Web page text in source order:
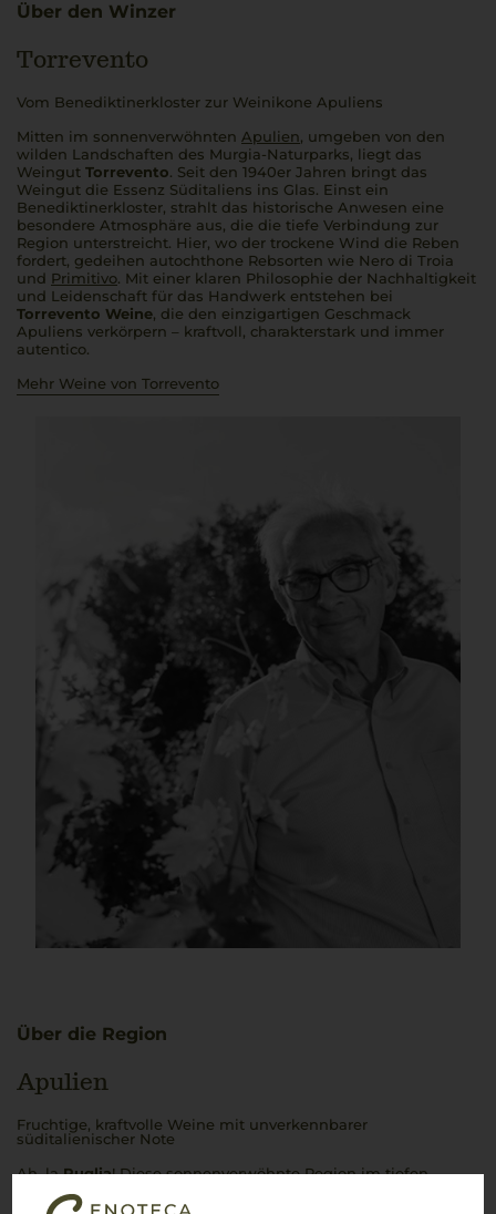
Über den Winzer
Torrevento
Vom Benediktinerkloster zur Weinikone Apuliens
Mitten im sonnenverwöhnten Apulien, umgeben von den
wilden Landschaften des Murgia-Naturparks, liegt das
Weingut Torrevento. Seit den 1940er Jahren bringt das
Weingut die Essenz Süditaliens ins Glas. Einst ein
Benediktinerkloster, strahlt das historische Anwesen eine
besondere Atmosphäre aus, die die tiefe Verbindung zur
Region unterstreicht. Hier, wo der trockene Wind die Reben
fordert, gedeihen autochthone Rebsorten wie Nero di Troia
und Primitivo. Mit einer klaren Philosophie der Nachhaltigkeit
und Leidenschaft für das Handwerk entstehen bei
Torrevento Weine, die den einzigartigen Geschmack
Apuliens verkörpern – kraftvoll, charakterstark und immer
autentico.
Mehr Weine von Torrevento
Über die Region
Apulien
Fruchtige, kraftvolle Weine mit unverkennbarer
süditalienischer Note
Ah, laPuglia! Diese sonnenverwöhnte Region im tiefen
Süden Italiens, wo die Leidenschaft für den Weinbau so tief
verwurzelt ist wie die alten Olivenbäume. Hier, wo die Sonne